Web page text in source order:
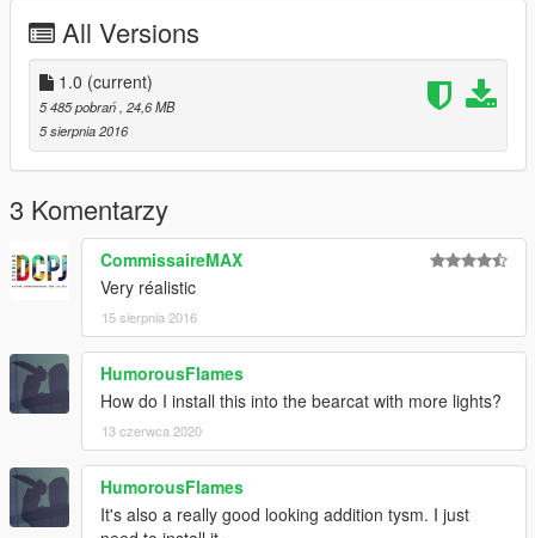
All Versions
1.0 (current)
5 485 pobrań, 24,6 MB
5 sierpnia 2016
3 Komentarzy
CommissaireMAX
Very réalistic
15 sierpnia 2016
HumorousFlames
How do I install this into the bearcat with more lights?
13 czerwca 2020
HumorousFlames
It's also a really good looking addition tysm. I just